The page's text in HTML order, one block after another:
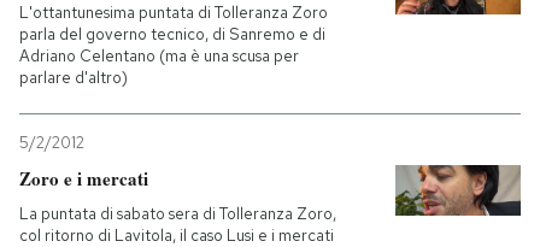
L'ottantunesima puntata di Tolleranza Zoro
parla del governo tecnico, di Sanremo e di
Adriano Celentano (ma è una scusa per
parlare d'altro)
5/2/2012
Zoro e i mercati
La puntata di sabato sera di Tolleranza Zoro,
col ritorno di Lavitola, il caso Lusi e i mercati